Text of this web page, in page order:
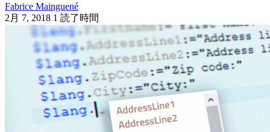
Fabrice Mainguené
2月 7, 2018 1 読了時間